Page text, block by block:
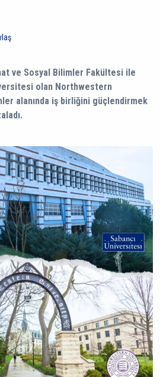
ve Sosyal Bilimler Fakültesi ile
olan Northwestern
alanında iş birliğini güçlendirmek